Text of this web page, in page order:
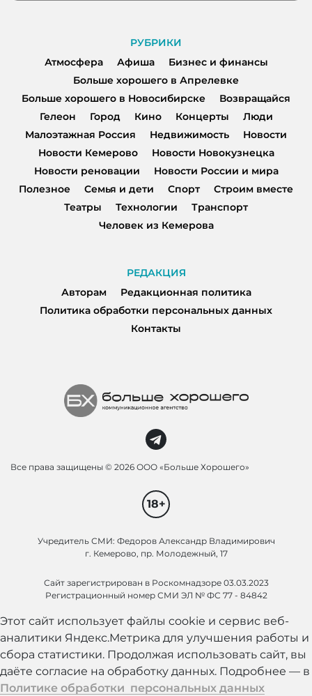
РУБРИКИ
Атмосфера
Афиша
Бизнес и финансы
Больше хорошего в Апрелевке
Больше хорошего в Новосибирске
Возвращайся
Гелеон
Город Кино Концерты
Люди
Малоэтажная Россия
Недвижимость
Новости
Новости Кемерово
Новости Новокузнецка
Новости реновации
Новости России и мира
Полезное
Семья и дети Спорт
Строим вместе
Театры
Технологии
Транспорт
Человек из Кемерова
РЕДАКЦИЯ
Авторам
Редакционная политика
Политика обработки персональных данных
Контакты
Все права защищены © 2026 ООО «Больше Хорошего»
18+
Учредитель СМИ: Федоров Александр Владимирович
г. Кемерово, пр. Молодежный, 17
Сайт зарегистрирован в Роскомнадзоре 03.03.2023
Регистрационный номер СМИ ЭЛ № ФС 77 - 84842
Этот сайт использует файлы cookie и сервис веб-
аналитики Яндекс.Метрика для улучшения работы и
сбора статистики. Продолжая использовать сайт, вы
даёте согласие на обработку данных. Подробнее — в
Политике обработки персональных данных